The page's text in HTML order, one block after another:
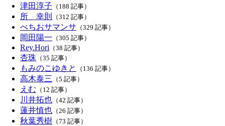
津田淳子 （188 記事）
所 幸則 （312 記事）
べちおサマンサ （329 記事）
岡田陽一 （305 記事）
Rey.Hori （38 記事）
杏珠 （35 記事）
もみのこゆきと （136 記事）
高木泰三 （5 記事）
えむ （12 記事）
川井拓也 （42 記事）
蓮井慎也 （26 記事）
秋葉秀樹 （73 記事）